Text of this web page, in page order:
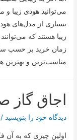
می‌توانید هودی زیبا و
بسیاری از مدل‌های
زیبا هستند که
زمان خرید بر حسب
مناسب‌ترین و بهترین
اجاق گاز
دیدگاه‌ خود را بنویسید
اولین چیزی که به آن